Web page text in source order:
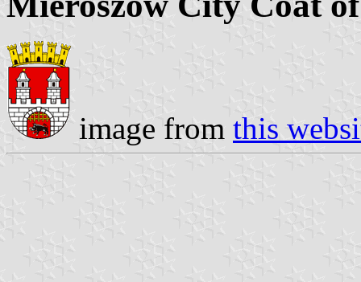
image from this